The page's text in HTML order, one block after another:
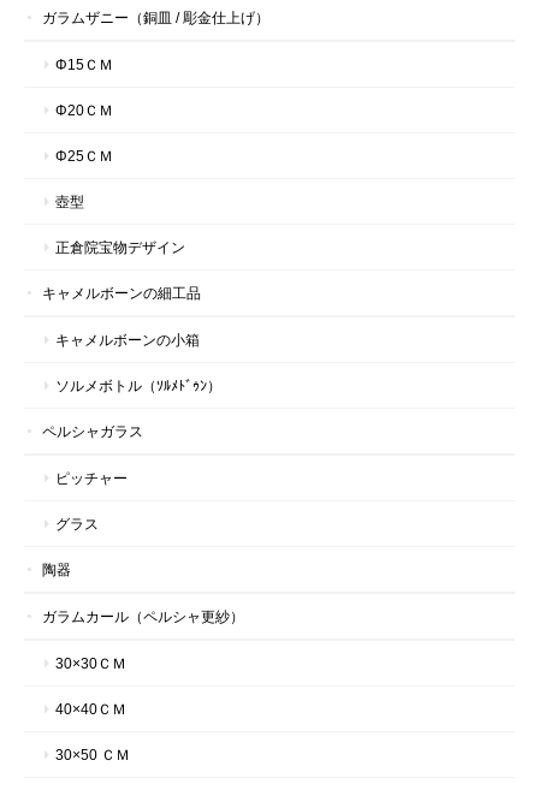
ガラムザニー（銅皿 / 彫金仕上げ）
Φ15ＣＭ
Φ20ＣＭ
Φ25ＣＭ
壺型
正倉院宝物デザイン
キャメルボーンの細工品
キャメルボーンの小箱
ソルメボトル（ｿﾙﾒﾄﾞｩﾝ）
ペルシャガラス
ピッチャー
グラス
陶器
ガラムカール（ペルシャ更紗）
30×30ＣＭ
40×40ＣＭ
30×50 ＣＭ